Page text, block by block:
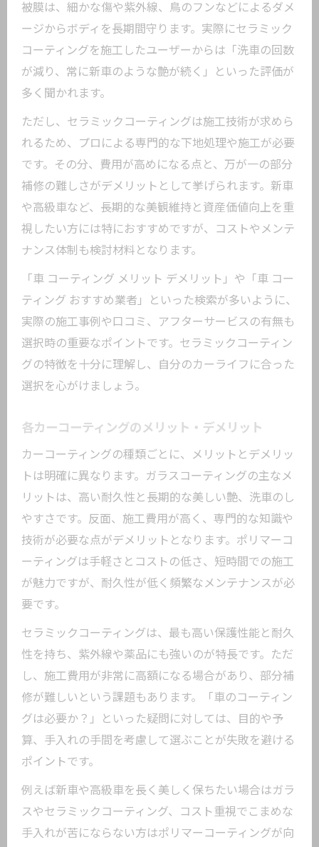
被膜は、細かな傷や紫外線、鳥のフンなどによるダメ
ージからボディを長期間守ります。実際にセラミック
コーティングを施工したユーザーからは「洗車の回数
が減り、常に新車のような艶が続く」といった評価が
多く聞かれます。
ただし、セラミックコーティングは施工技術が求めら
れるため、プロによる専門的な下地処理や施工が必要
です。その分、費用が高めになる点と、万が一の部分
補修の難しさがデメリットとして挙げられます。新車
や高級車など、長期的な美観維持と資産価値向上を重
視したい方には特におすすめですが、コストやメンテ
ナンス体制も検討材料となります。
「車 コーティング メリット デメリット」や「車 コー
ティング おすすめ業者」といった検索が多いように、
実際の施工事例や口コミ、アフターサービスの有無も
選択時の重要なポイントです。セラミックコーティン
グの特徴を十分に理解し、自分のカーライフに合った
選択を心がけましょう。
各カーコーティングのメリット・デメリット
カーコーティングの種類ごとに、メリットとデメリッ
トは明確に異なります。ガラスコーティングの主なメ
リットは、高い耐久性と長期的な美しい艶、洗車のし
やすさです。反面、施工費用が高く、専門的な知識や
技術が必要な点がデメリットとなります。ポリマーコ
ーティングは手軽さとコストの低さ、短時間での施工
が魅力ですが、耐久性が低く頻繁なメンテナンスが必
要です。
セラミックコーティングは、最も高い保護性能と耐久
性を持ち、紫外線や薬品にも強いのが特長です。ただ
し、施工費用が非常に高額になる場合があり、部分補
修が難しいという課題もあります。「車のコーティン
グは必要か？」といった疑問に対しては、目的や予
算、手入れの手間を考慮して選ぶことが失敗を避ける
ポイントです。
例えば新車や高級車を長く美しく保ちたい場合はガラ
スやセラミックコーティング、コスト重視でこまめな
手入れが苦にならない方はポリマーコーティングが向